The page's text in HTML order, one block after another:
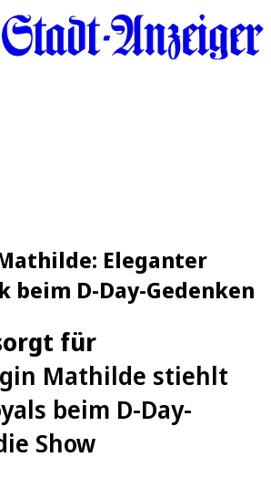
Eleganter
beim D-Day-Gedenken
für
Mathilde stiehlt
beim D-Day-
Show